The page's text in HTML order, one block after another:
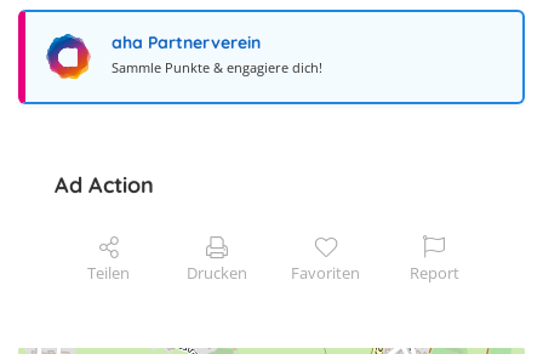
aha Partnerverein
Sammle Punkte & engagiere dich!
Ad Action
Teilen Drucken Favoriten Report